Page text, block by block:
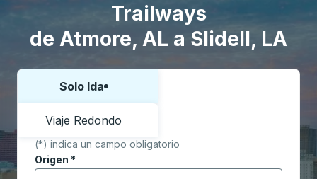
Trailways
de Atmore, AL a Slidell, LA
Elija una forma o viaje de ida y vuelta:
Solo Ida
Viaje Redondo
(*) indica un campo obligatorio
Origen *